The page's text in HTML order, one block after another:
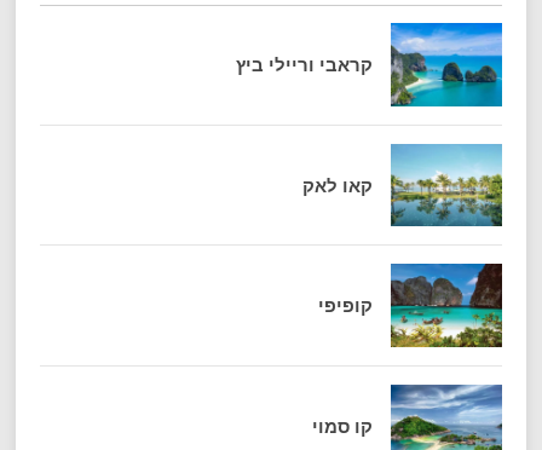
קראבי וריילי ביץ
קאו לאק
קופיפי
קו סמוי